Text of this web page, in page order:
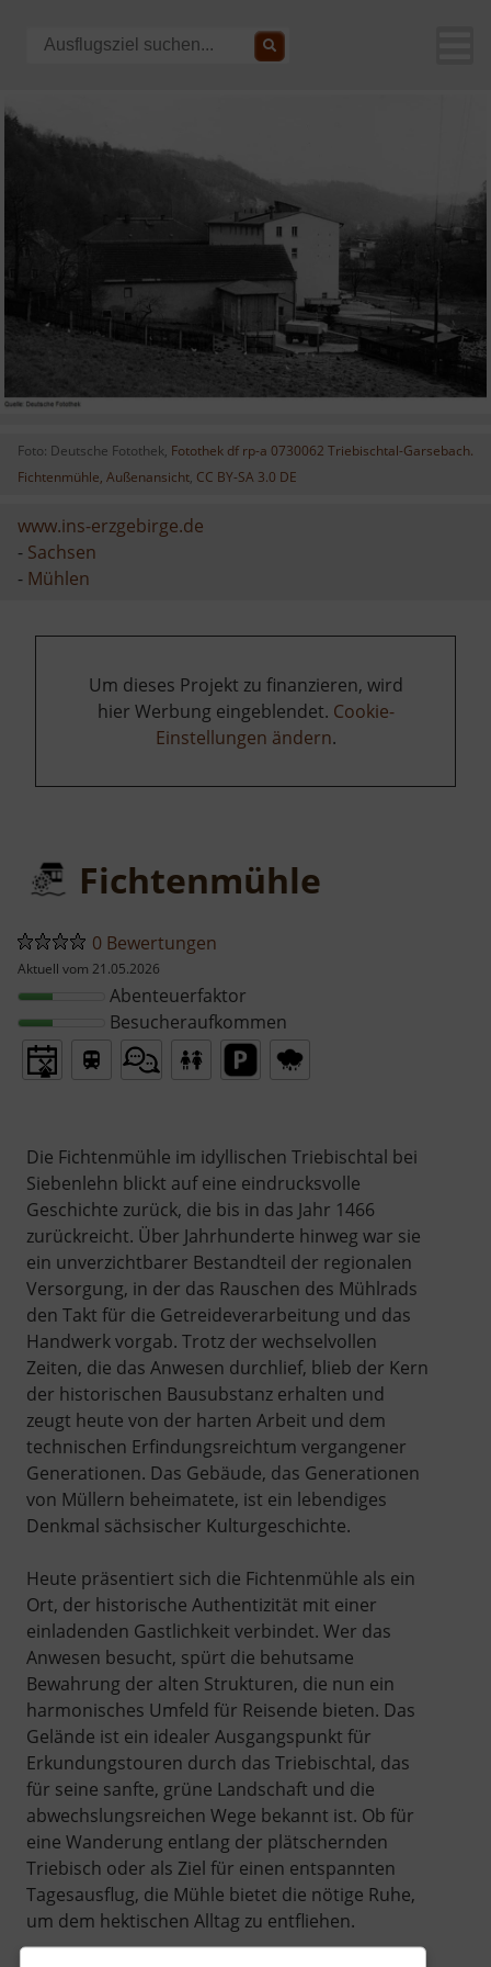
Foto: Deutsche Fotothek‎, Fotothek df rp-a 0730062 Triebischtal-Garsebach.
Fichtenmühle, Außenansicht, CC BY-SA 3.0 DE
www.ins-erzgebirge.de
- Sachsen
- Mühlen
Um dieses Projekt zu finanzieren, wird
hier Werbung eingeblendet. Cookie-
Einstellungen ändern.
Fichtenmühle
0 Bewertungen
Aktuell vom 21.05.2026
Abenteuerfaktor
Besucheraufkommen
Die Fichtenmühle im idyllischen Triebischtal bei
Siebenlehn blickt auf eine eindrucksvolle
Geschichte zurück, die bis in das Jahr 1466
zurückreicht. Über Jahrhunderte hinweg war sie
ein unverzichtbarer Bestandteil der regionalen
Versorgung, in der das Rauschen des Mühlrads
den Takt für die Getreideverarbeitung und das
Handwerk vorgab. Trotz der wechselvollen
Zeiten, die das Anwesen durchlief, blieb der Kern
der historischen Bausubstanz erhalten und
zeugt heute von der harten Arbeit und dem
technischen Erfindungsreichtum vergangener
Generationen. Das Gebäude, das Generationen
von Müllern beheimatete, ist ein lebendiges
Denkmal sächsischer Kulturgeschichte.
Heute präsentiert sich die Fichtenmühle als ein
Ort, der historische Authentizität mit einer
einladenden Gastlichkeit verbindet. Wer das
Anwesen besucht, spürt die behutsame
Bewahrung der alten Strukturen, die nun ein
harmonisches Umfeld für Reisende bieten. Das
Gelände ist ein idealer Ausgangspunkt für
Erkundungstouren durch das Triebischtal, das
für seine sanfte, grüne Landschaft und die
abwechslungsreichen Wege bekannt ist. Ob für
eine Wanderung entlang der plätschernden
Triebisch oder als Ziel für einen entspannten
Tagesausflug, die Mühle bietet die nötige Ruhe,
um dem hektischen Alltag zu entfliehen.